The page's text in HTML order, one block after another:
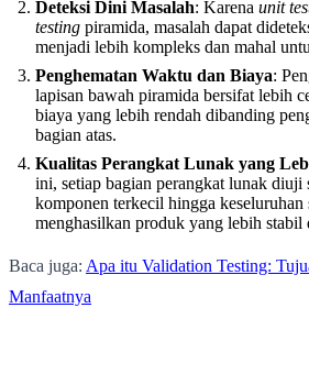
Deteksi Dini Masalah: Karena unit
testing piramida, masalah dapat
menjadi lebih kompleks dan mahal
Penghematan Waktu dan Biaya:
lapisan bawah piramida bersifat lebih
biaya yang lebih rendah dibanding
bagian atas.
Kualitas Perangkat Lunak yang
ini, setiap bagian perangkat lunak diuji
komponen terkecil hingga keseluruhan
menghasilkan produk yang lebih stabil
Baca juga: Apa itu Validation Testing:
Manfaatnya